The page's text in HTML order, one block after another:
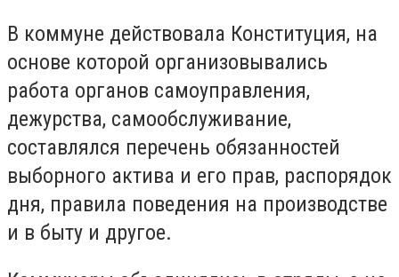
В коммуне действовала Конституция, на
основе которой организовывались
работа органов самоуправления,
дежурства, самообслуживание,
составлялся перечень обязанностей
выборного актива и его прав, распорядок
дня, правила поведения на производстве
и в быту и другое.